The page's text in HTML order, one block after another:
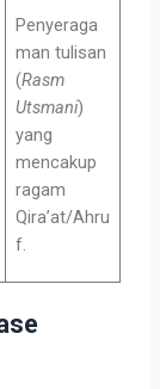
Penyeraga
man tulisan
(Rasm
Utsmani)
yang
mencakup
ragam
Qira’at/Ahru
f.